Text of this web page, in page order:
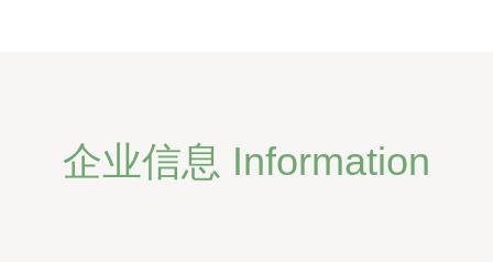
企业信息 Information